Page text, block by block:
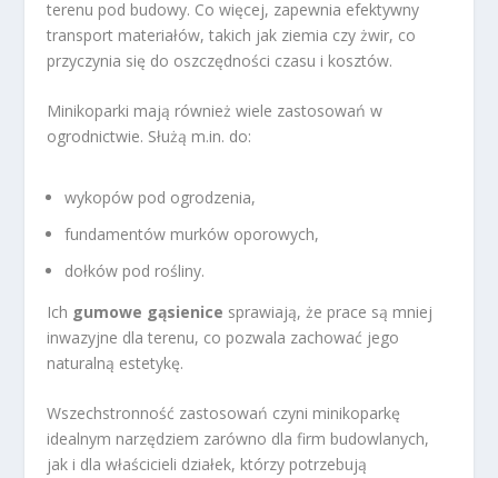
terenu pod budowy. Co więcej, zapewnia efektywny
transport materiałów, takich jak ziemia czy żwir, co
przyczynia się do oszczędności czasu i kosztów.
Minikoparki mają również wiele zastosowań w
ogrodnictwie. Służą m.in. do:
wykopów pod ogrodzenia,
fundamentów murków oporowych,
dołków pod rośliny.
Ich gumowe gąsienice sprawiają, że prace są mniej
inwazyjne dla terenu, co pozwala zachować jego
naturalną estetykę.
Wszechstronność zastosowań czyni minikoparkę
idealnym narzędziem zarówno dla firm budowlanych,
jak i dla właścicieli działek, którzy potrzebują